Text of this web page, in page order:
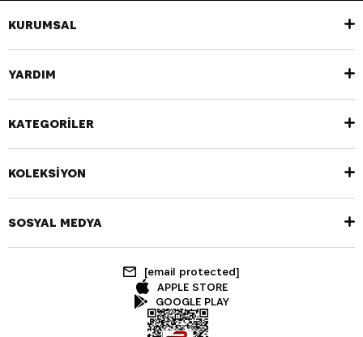
KURUMSAL
YARDIM
KATEGORİLER
KOLEKSİYON
SOSYAL MEDYA
[email protected]
APPLE STORE
GOOGLE PLAY